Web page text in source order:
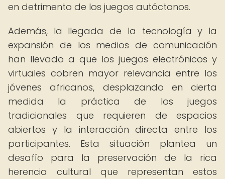
en detrimento de los juegos autóctonos.
Además, la llegada de la tecnología y la
expansión de los medios de comunicación
han llevado a que los juegos electrónicos y
virtuales cobren mayor relevancia entre los
jóvenes africanos, desplazando en cierta
medida la práctica de los juegos
tradicionales que requieren de espacios
abiertos y la interacción directa entre los
participantes. Esta situación plantea un
desafío para la preservación de la rica
herencia cultural que representan estos